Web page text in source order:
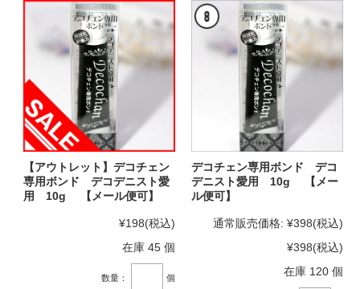
【アウトレット】デコチェン
専用ボンド デコデニスト愛
用 10g 【メール便可】
¥198(税込)
在庫 45 個
数量： 個
デコチェン専用ボンド デコ
デニスト愛用 10g 【メー
ル便可】
通常販売価格: ¥398(税込)
¥398(税込)
在庫 120 個